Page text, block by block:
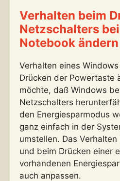
Verhalten beim
Netzschalters
Notebook ändern
Verhalten eines
Drücken der Powertaste
möchte, daß Windows
Netzschalters
den Energiesparmodus
ganz einfach in der
umstellen. Das
und beim Drücken einer
vorhandenen
auch anpassen.